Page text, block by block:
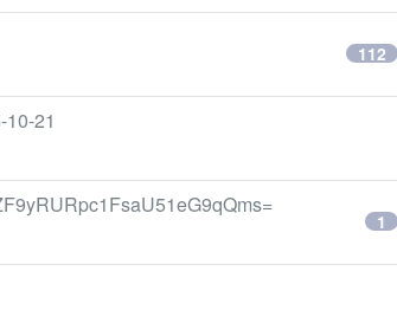
112
21
1